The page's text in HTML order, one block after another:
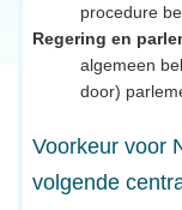
procedure
Regering en
algemeen
door)
Voorkeur voor
volgende